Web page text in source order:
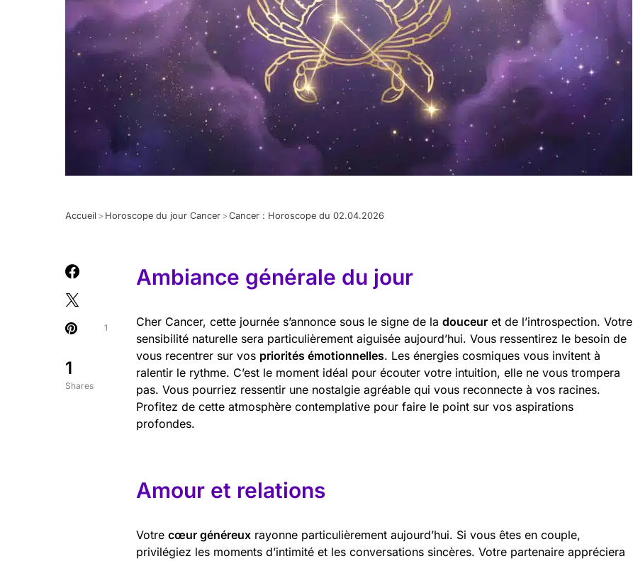
Accueil > Horoscope du jour Cancer >Cancer : Horoscope du 02.04.2026
1
Shares
1
Ambiance générale du jour
Cher Cancer, cette journée s’annonce sous le signe de la douceur et de l’introspection. Votre
sensibilité naturelle sera particulièrement aiguisée aujourd’hui. Vous ressentirez le besoin de
vous recentrer sur vos priorités émotionnelles. Les énergies cosmiques vous invitent à
ralentir le rythme. C’est le moment idéal pour écouter votre intuition, elle ne vous trompera
pas. Vous pourriez ressentir une nostalgie agréable qui vous reconnecte à vos racines.
Profitez de cette atmosphère contemplative pour faire le point sur vos aspirations
profondes.
Amour et relations
Votre cœur généreux rayonne particulièrement aujourd’hui. Si vous êtes en couple,
privilégiez les moments d’intimité et les conversations sincères. Votre partenaire appréciera